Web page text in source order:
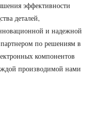
эффективности
деталей,
и надежной
по решениям в
компонентов
производимой нами